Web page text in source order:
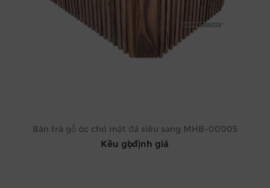
Bàn trà gỗ óc chó mặt đá siêu sang MHB-00005
Kêu gọi định giá